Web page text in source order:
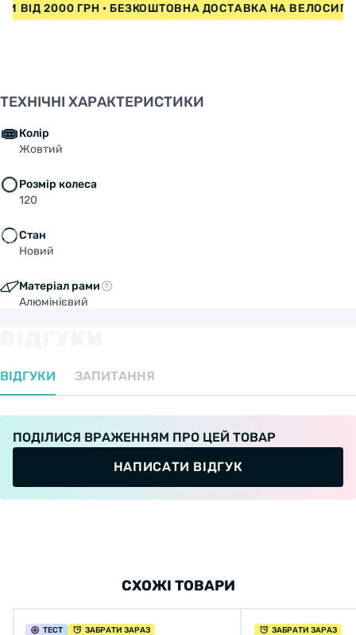
ВІД 2000 ГРН • БЕЗКОШТОВНА ДОСТАВКА НА
ТЕХНІЧНІ ХАРАКТЕРИСТИКИ
Колір
Жовтий
Розмір колеса
120
Стан
Новий
Матеріал рами
Алюмінієвий
ВІДГУКИ ЗАПИТАННЯ
ПОДІЛИСЯ ВРАЖЕННЯМ ПРО ЦЕЙ ТОВАР
НАПИСАТИ ВІДГУК
СХОЖІ ТОВАРИ
ТЕСТ ЗАБРАТИ ЗАРАЗ ЗАБРАТИ ЗАРАЗ